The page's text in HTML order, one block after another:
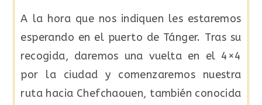
A la hora que nos indiquen les estaremos
esperando en el puerto de Tánger. Tras su
recogida, daremos una vuelta en el 4×4
por la ciudad y comenzaremos nuestra
ruta hacia Chefchaouen, también conocida